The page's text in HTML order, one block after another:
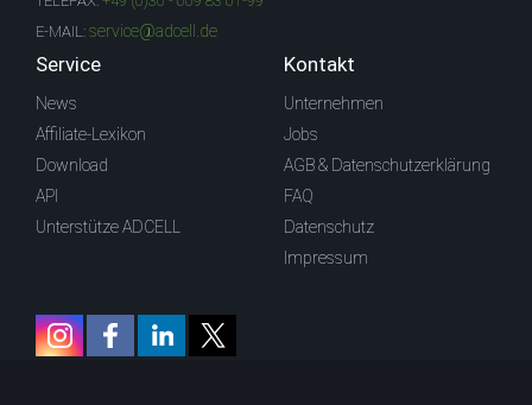
E-MAIL: service@adcell.de
Service
News
Affiliate-Lexikon
Download
API
Unterstütze ADCELL
Kontakt
Unternehmen
Jobs
AGB & Datenschutzerklärung
FAQ
Datenschutz
Impressum